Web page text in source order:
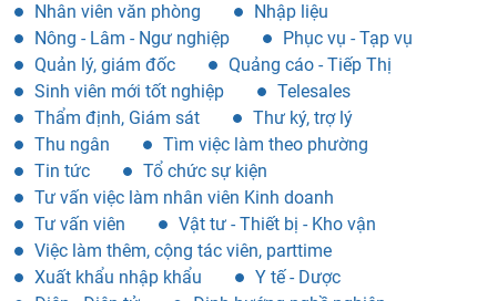
Nhân viên văn phòng
Nhập liệu
Nông - Lâm - Ngư nghiệp
Phục vụ - Tạp vụ
Quản lý, giám đốc
Quảng cáo - Tiếp Thị
Sinh viên mới tốt nghiệp
Telesales
Thẩm định, Giám sát
Thư ký, trợ lý
Thu ngân
Tìm việc làm theo phường
Tin tức
Tổ chức sự kiện
Tư vấn việc làm nhân viên Kinh doanh
Tư vấn viên
Vật tư - Thiết bị - Kho vận
Việc làm thêm, cộng tác viên, parttime
Xuất khẩu nhập khẩu
Y tế - Dược